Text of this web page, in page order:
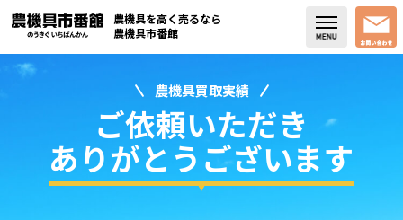
買取実績
コラム・スタッフブログ
農機具を高く売るなら
農機具市番館
農機具買取実績
ご依頼いただき
ありがとうございます